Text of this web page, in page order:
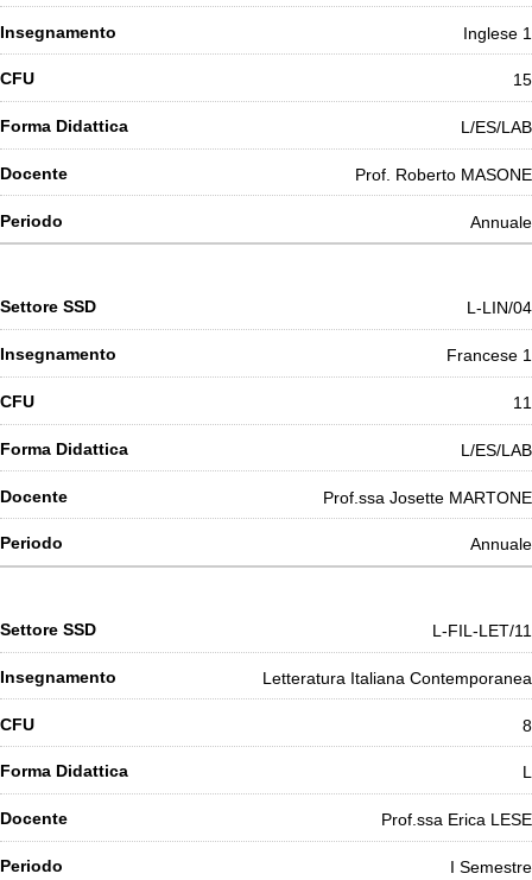
Inglese 1
15
L/ES/LAB
Prof. Roberto MASONE
Annuale
L-LIN/04
Francese 1
11
L/ES/LAB
Prof.ssa Josette MARTONE
Annuale
L-FIL-LET/11
Letteratura Italiana Contemporanea
8
L
Prof.ssa Erica LESE
I Semestre